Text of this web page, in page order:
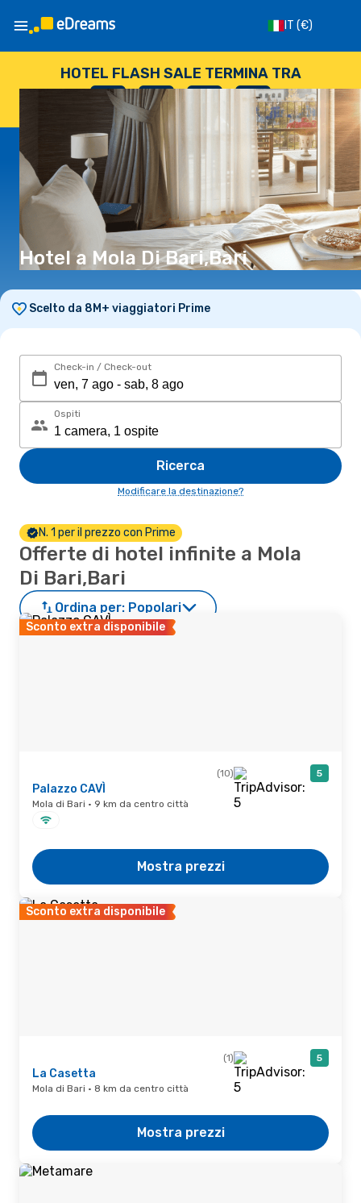
IT (€)
HOTEL FLASH SALE TERMINA TRA
--
GIORNI
: --
ORE
: --
SECONDI
Hotel a Mola Di Bari,Bari
Scelto da 8M+ viaggiatori Prime
Check-in / Check-out
Ospiti
Ricerca
Modificare la destinazione?
N. 1 per il prezzo con Prime
Offerte di hotel infinite a Mola
Di Bari,Bari
Ordina per: Popolari
Sconto extra disponibile
(10) 5
Palazzo CAVÌ
Mola di Bari · 9 km da centro città
Mostra prezzi
Sconto extra disponibile
(1) 5
La Casetta
Mola di Bari · 8 km da centro città
Mostra prezzi